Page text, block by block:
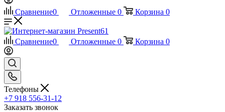
Сравнение0 Отложенные 0 Корзина 0
Сравнение0 Отложенные 0 Корзина 0
Телефоны
+7 918 556-31-12
Заказать звонок